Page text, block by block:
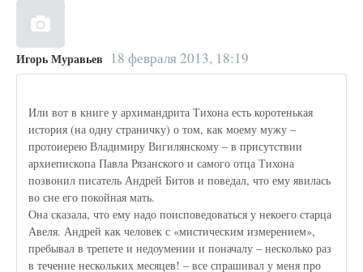
Игорь Муравьев 18 февраля 2013, 18:19
Или вот в книге у архимандрита Тихона есть коротенькая
история (на одну страничку) о том, как моему мужу –
протоиерею Владимиру Вигилянскому – в присутствии
архиепископа Павла Рязанского и самого отца Тихона
позвонил писатель Андрей Битов и поведал, что ему явилась
во сне его покойная мать.
Она сказала, что ему надо поисповедоваться у некоего старца
Авеля. Андрей как человек с «мистическим измерением»,
пребывал в трепете и недоумении и поначалу – несколько раз
в течение нескольких месяцев! – все спрашивал у меня про